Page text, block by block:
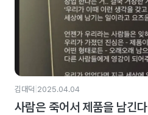
김대덕 2025.04.04
사람은 죽어서 제품을 남긴다